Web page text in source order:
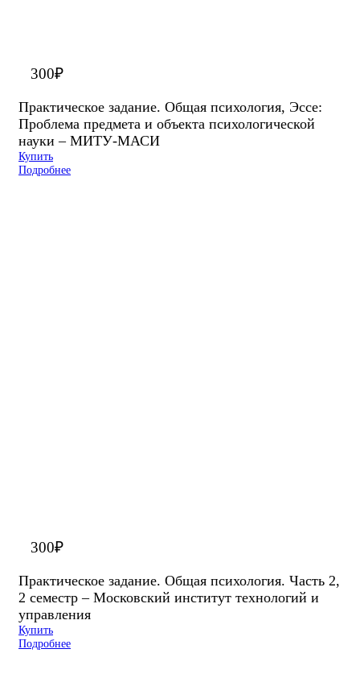
300₽
Практическое задание. Общая психология, Эссе:
Проблема предмета и объекта психологической
науки – МИТУ-МАСИ
Купить
Подробнее
300₽
Практическое задание. Общая психология. Часть 2,
2 семестр – Московский институт технологий и
управления
Купить
Подробнее